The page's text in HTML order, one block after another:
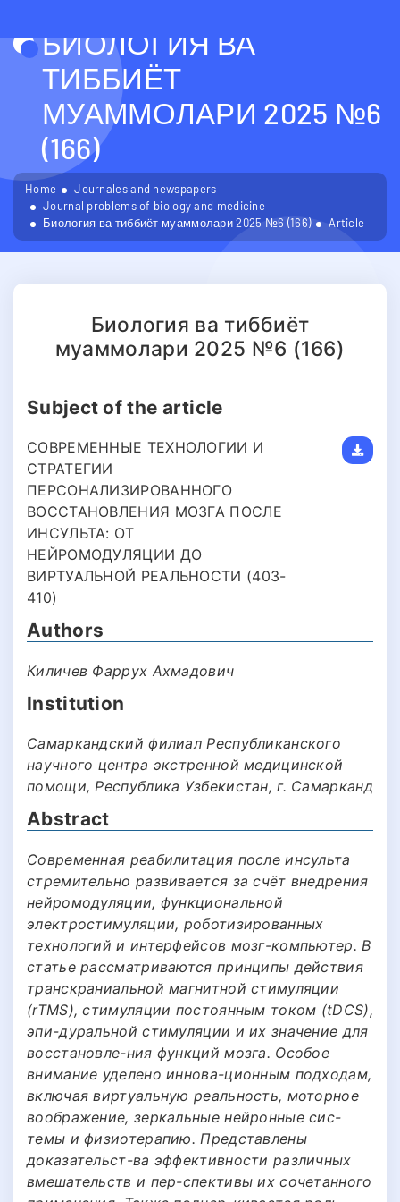
БИОЛОГИЯ ВА
ТИББИЁТ
МУАММОЛАРИ 2025 №6
(166)
Home
Journales and newspapers
Journal problems of biology and medicine
Биология ва тиббиёт муаммолари 2025 №6 (166)
Article
Биология ва тиббиёт
муаммолари 2025 №6 (166)
Subject of the article
СОВРЕМЕННЫЕ ТЕХНОЛОГИИ И
СТРАТЕГИИ
ПЕРСОНАЛИЗИРОВАННОГО
ВОССТАНОВЛЕНИЯ МОЗГА ПОСЛЕ
ИНСУЛЬТА: ОТ
НЕЙРОМОДУЛЯЦИИ ДО
ВИРТУАЛЬНОЙ РЕАЛЬНОСТИ (403-
410)
Authors
Киличев Фаррух Ахмадович
Institution
Самаркандский филиал Республиканского
научного центра экстренной медицинской
помощи, Республика Узбекистан, г. Самарканд
Abstract
Современная реабилитация после инсульта
стремительно развивается за счёт внедрения
нейромодуляции, функциональной
электростимуляции, роботизированных
технологий и интерфейсов мозг-компьютер. В
статье рассматриваются принципы действия
транскраниальной магнитной стимуляции
(rTMS), стимуляции постоянным током (tDCS),
эпи-дуральной стимуляции и их значение для
восстановле-ния функций мозга. Особое
внимание уделено иннова-ционным подходам,
включая виртуальную реальность, моторное
воображение, зеркальные нейронные сис-
темы и физиотерапию. Представлены
доказательст-ва эффективности различных
вмешательств и пер-спективы их сочетанного